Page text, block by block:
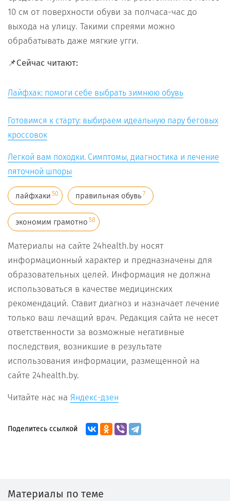
10 см от поверхности обуви за полчаса-час до
выхода на улицу. Такими спреями можно
обрабатывать даже мягкие угги.
📌Сейчас читают:
Лайфхак: помоги себе выбрать зимнюю обувь
Готовимся к старту: выбираем идеальную пару беговых
кроссовок
Легкой вам походки. Симптомы, диагностика и лечение
пяточной шпоры
лайфхаки 50 правильная обувь 7
экономим грамотно 58
Материалы на сайте 24health.by носят
информационный характер и предназначены для
образовательных целей. Информация не должна
использоваться в качестве медицинских
рекомендаций. Ставит диагноз и назначает лечение
только ваш лечащий врач. Редакция сайта не несет
ответственности за возможные негативные
последствия, возникшие в результате
использования информации, размещенной на
сайте 24health.by.
Читайте нас на Яндекс-дзен
Поделитесь ссылкой
Материалы по теме